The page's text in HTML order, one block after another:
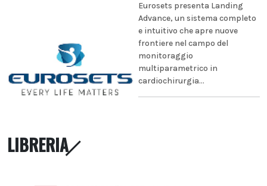
Eurosets presenta Landing
Advance, un sistema completo
e intuitivo che apre nuove
frontiere nel campo del
monitoraggio
multiparametrico in
cardiochirurgia...
LIBRERIA